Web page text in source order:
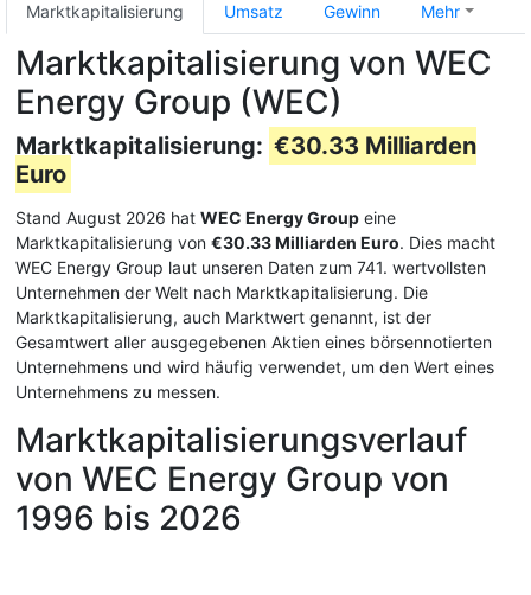
Marktkapitalisierung Umsatz Gewinn Mehr
Marktkapitalisierung von WEC
Energy Group (WEC)
Marktkapitalisierung: €30.33 Milliarden
Euro
Stand August 2026 hat WEC Energy Group eine
Marktkapitalisierung von €30.33 Milliarden Euro. Dies macht
WEC Energy Group laut unseren Daten zum 741. wertvollsten
Unternehmen der Welt nach Marktkapitalisierung. Die
Marktkapitalisierung, auch Marktwert genannt, ist der
Gesamtwert aller ausgegebenen Aktien eines börsennotierten
Unternehmens und wird häufig verwendet, um den Wert eines
Unternehmens zu messen.
Marktkapitalisierungsverlauf
von WEC Energy Group von
1996 bis 2026